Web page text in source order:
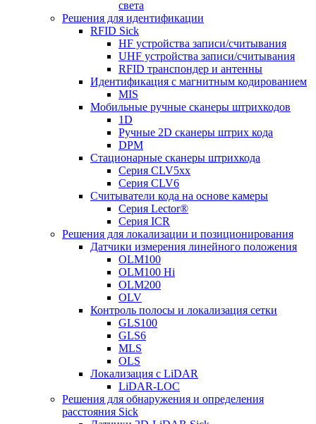
света
Решения для идентификации
RFID Sick
HF устройства записи/считывания
UHF устройства записи/считывания
RFID транспондер и антенны
Идентификация с магнитным кодированием
MIS
Мобильные ручные сканеры штрихкодов
1D
Ручные 2D сканеры штрих кода
DPM
Стационарные сканеры штрихкода
Серия CLV5xx
Серия CLV6
Считыватели кода на основе камеры
Серия Lector®
Серия ICR
Решения для локализации и позиционирования
Датчики измерения линейного положения
OLM100
OLM100 Hi
OLM200
OLV
Контроль полосы и локализация сетки
GLS100
GLS6
MLS
OLS
Локализация с LiDAR
LiDAR-LOC
Решения для обнаружения и определения
расстояния Sick